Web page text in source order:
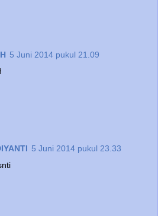
5 Juni 2014 pukul 21.09
5 Juni 2014 pukul 23.33